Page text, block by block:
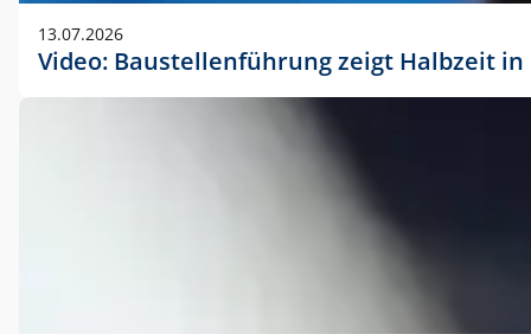
13.07.2026
Video: Baustellenführung zeigt Halbzeit